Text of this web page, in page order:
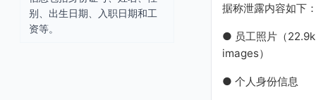
别、出生日期、入职日期和工
资等。
据称泄露内容如下
● 员工照片（22.9k
images）
● 个人身份信息